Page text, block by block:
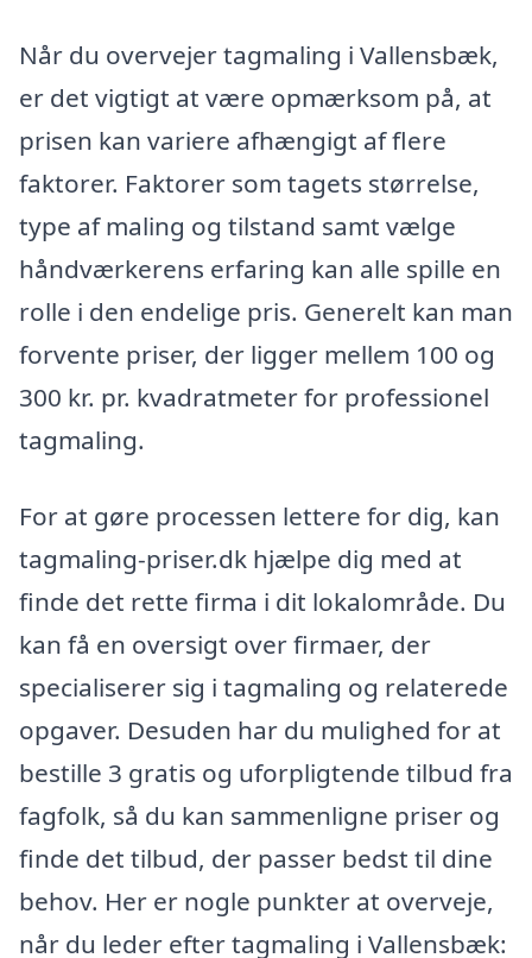
Når du overvejer tagmaling i Vallensbæk,
er det vigtigt at være opmærksom på, at
prisen kan variere afhængigt af flere
faktorer. Faktorer som tagets størrelse,
type af maling og tilstand samt vælge
håndværkerens erfaring kan alle spille en
rolle i den endelige pris. Generelt kan man
forvente priser, der ligger mellem 100 og
300 kr. pr. kvadratmeter for professionel
tagmaling.
For at gøre processen lettere for dig, kan
tagmaling-priser.dk hjælpe dig med at
finde det rette firma i dit lokalområde. Du
kan få en oversigt over firmaer, der
specialiserer sig i tagmaling og relaterede
opgaver. Desuden har du mulighed for at
bestille 3 gratis og uforpligtende tilbud fra
fagfolk, så du kan sammenligne priser og
finde det tilbud, der passer bedst til dine
behov. Her er nogle punkter at overveje,
når du leder efter tagmaling i Vallensbæk: